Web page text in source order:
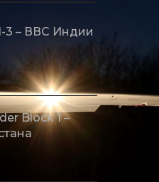
– ВВС Индии
Block 1 –